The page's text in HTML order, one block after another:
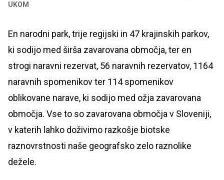
UKOM
En narodni park, trije regijski in 47 krajinskih parkov,
ki sodijo med širša zavarovana območja, ter en
strogi naravni rezervat, 56 naravnih rezervatov, 1164
naravnih spomenikov ter 114 spomenikov
oblikovane narave, ki sodijo med ožja zavarovana
območja. Vse to so zavarovana območja v Sloveniji,
v katerih lahko doživimo razkošje biotske
raznovrstnosti naše geografsko zelo raznolike
dežele.